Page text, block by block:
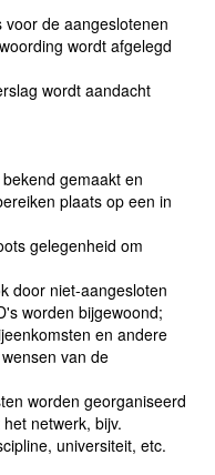
de aangeslotenen
wordt afgelegd
wordt aandacht
gemaakt en
plaats op een in
gelegenheid om
door niet-aangesloten
worden bijgewoond;
en andere
van de
worden georganiseerd
netwerk, bijv.
universiteit, etc.